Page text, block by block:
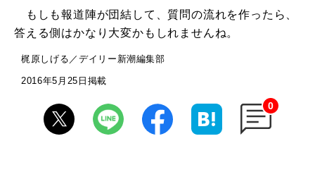
もしも報道陣が団結して、質問の流れを作ったら、
答える側はかなり大変かもしれませんね。
梶原しげる／デイリー新潮編集部
2016年5月25日掲載
0